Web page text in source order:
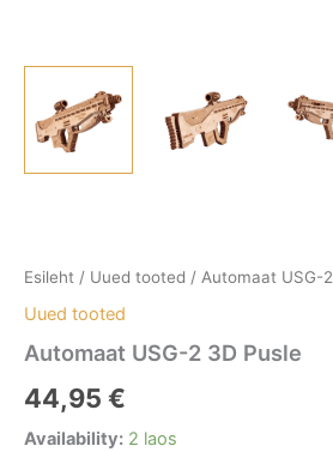
Esileht / Uued tooted / Automaat USG-
Uued tooted
Automaat USG-2 3D Pusle
44,95 €
Availability: 2 laos